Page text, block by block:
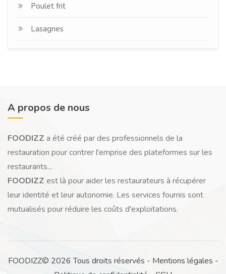
Poulet frit
Lasagnes
A propos de nous
FOODIZZ a été créé par des professionnels de la
restauration pour contrer l'emprise des plateformes sur les
restaurants...
FOODIZZ est là pour aider les restaurateurs à récupérer
leur identité et leur autonomie. Les services fournis sont
mutualisés pour réduire les coûts d'exploitations.
FOODIZZ© 2026 Tous droits réservés - Mentions légales -